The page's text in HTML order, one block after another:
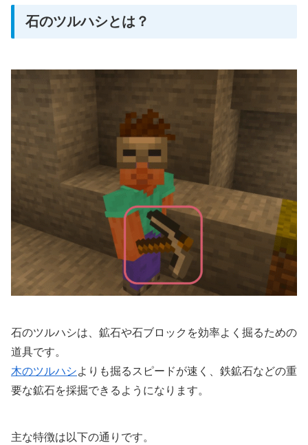
石のツルハシとは？
石のツルハシは、鉱石や石ブロックを効率よく掘るための
道具です。
木のツルハシよりも掘るスピードが速く、鉄鉱石などの重
要な鉱石を採掘できるようになります。
主な特徴は以下の通りです。